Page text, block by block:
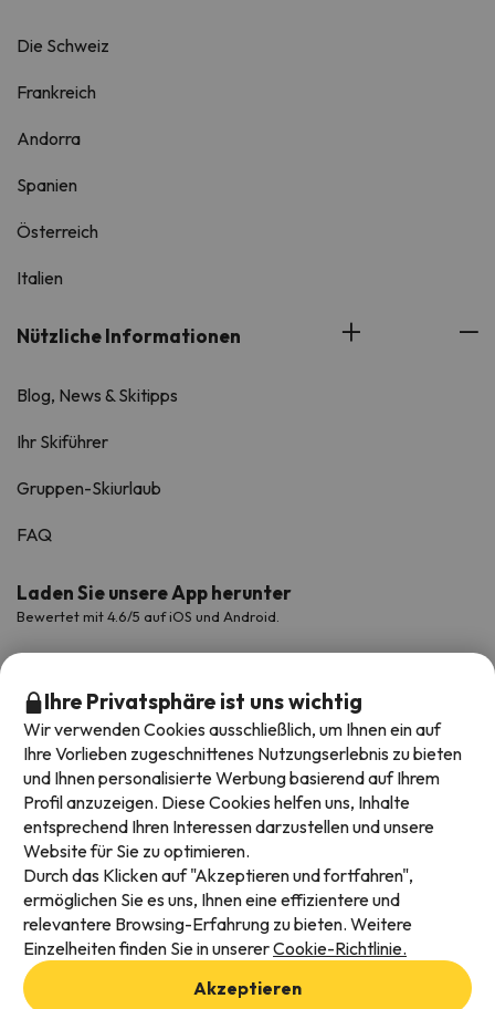
Die Schweiz
Frankreich
Andorra
Spanien
Österreich
Italien
Nützliche Informationen
Blog, News & Skitipps
Ihr Skiführer
Gruppen-Skiurlaub
FAQ
Laden Sie unsere App herunter
Bewertet mit 4.6/5 auf iOS und Android.
Verfügbare Zahlungsarten
Impressum und AGBs
Ihre Privatsphäre ist uns wichtig
Wir verwenden Cookies ausschließlich, um Ihnen ein auf
Ihre Vorlieben zugeschnittenes Nutzungserlebnis zu bieten
und Ihnen personalisierte Werbung basierend auf Ihrem
Profil anzuzeigen. Diese Cookies helfen uns, Inhalte
entsprechend Ihren Interessen darzustellen und unsere
Website für Sie zu optimieren.
Durch das Klicken auf "Akzeptieren und fortfahren",
ermöglichen Sie es uns, Ihnen eine effizientere und
relevantere Browsing-Erfahrung zu bieten. Weitere
Einzelheiten finden Sie in unsererCookie-Richtlinie.
Akzeptieren